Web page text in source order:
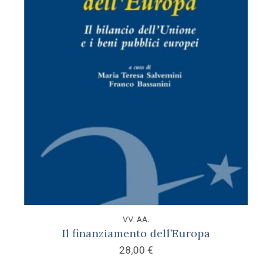
VV. AA.
Il finanziamento dell’Europa
28,00 €